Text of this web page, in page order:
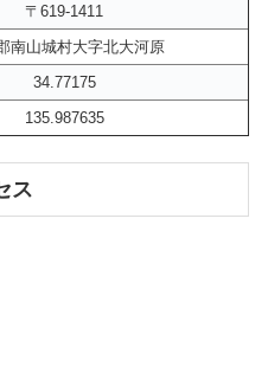
〒619-1411
南山城村大字北大河原
34.77175
135.987635
ス